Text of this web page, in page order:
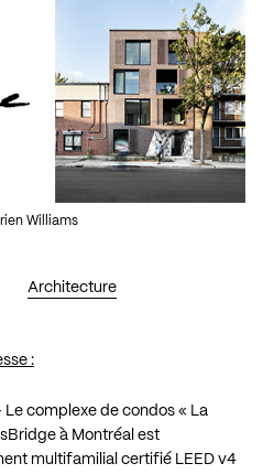
Architecture
Williams
:
Le complexe de condos « La
à Montréal est
multifamilial certifié LEED v4